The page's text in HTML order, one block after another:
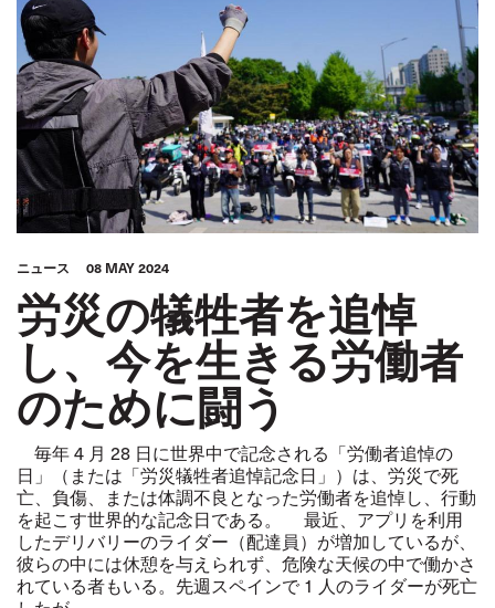
ニュース 08 MAY 2024
労災の犠牲者を追悼
し、今を生きる労働者
のために闘う
毎年 4 月 28 日に世界中で記念される「労働者追悼の
日」（または「労災犠牲者追悼記念日」）は、労災で死
亡、負傷、または体調不良となった労働者を追悼し、行動
を起こす世界的な記念日である。 最近、アプリを利用
したデリバリーのライダー（配達員）が増加しているが、
彼らの中には休憩を与えられず、危険な天候の中で働かさ
れている者もいる。先週スペインで 1 人のライダーが死亡